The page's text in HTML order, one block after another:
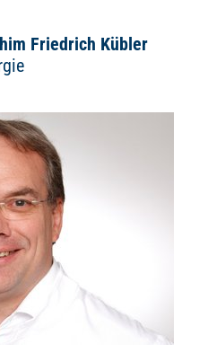
Friedrich Kübler